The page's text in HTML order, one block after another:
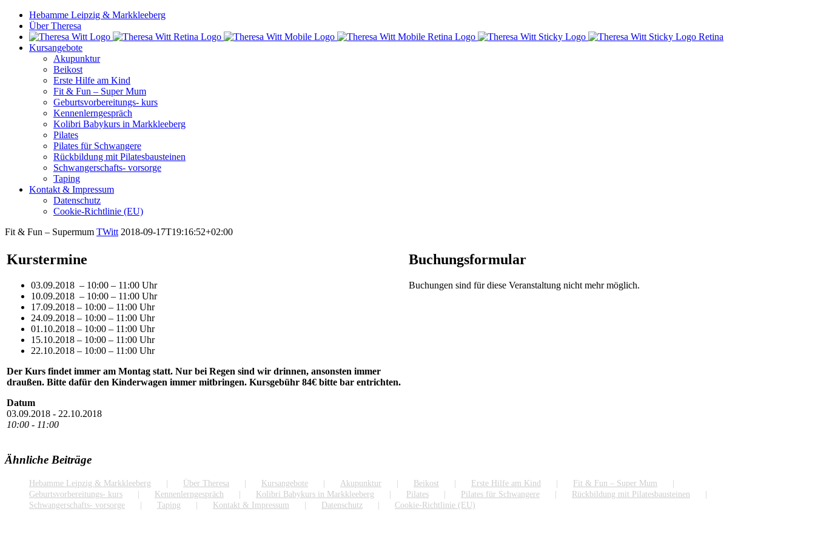
Hebamme Leipzig & Markkleeberg
Über Theresa
Kursangebote
Akupunktur
Beikost
Erste Hilfe am Kind
Fit & Fun – Super Mum
Geburtsvorbereitungs- kurs
Kennenlerngespräch
Kolibri Babykurs in Markkleeberg
Pilates
Pilates für Schwangere
Rückbildung mit Pilatesbausteinen
Schwangerschafts- vorsorge
Taping
Kontakt & Impressum
Datenschutz
Cookie-Richtlinie (EU)
Fit & Fun – Supermum TWitt 2018-09-17T19:16:52+02:00
Kurstermine
03.09.2018 – 10:00 – 11:00 Uhr
10.09.2018 – 10:00 – 11:00 Uhr
17.09.2018 – 10:00 – 11:00 Uhr
24.09.2018 – 10:00 – 11:00 Uhr
01.10.2018 – 10:00 – 11:00 Uhr
15.10.2018 – 10:00 – 11:00 Uhr
22.10.2018 – 10:00 – 11:00 Uhr
Der Kurs findet immer am Montag statt. Nur bei Regen sind wir drinnen, ansonsten immer
draußen. Bitte dafür den Kinderwagen immer mitbringen. Kursgebühr 84€ bitte bar entrichten.
Datum
03.09.2018 - 22.10.2018
10:00 - 11:00
Buchungsformular
Buchungen sind für diese Veranstaltung nicht mehr möglich.
Ähnliche Beiträge
Hebamme Leipzig & Markkleeberg Über Theresa Kursangebote Akupunktur Beikost Erste Hilfe am Kind
Fit & Fun – Super Mum
Geburtsvorbereitungs- kurs
Kennenlerngespräch Kolibri Babykurs in Markkleeberg Pilates Pilates für Schwangere
Rückbildung mit Pilatesbausteinen
Schwangerschafts- vorsorge
Taping Kontakt & Impressum Datenschutz Cookie-Richtlinie (EU)